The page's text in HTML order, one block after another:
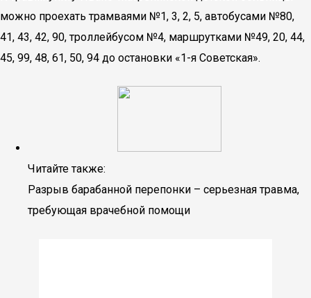
можно проехать трамваями №1, 3, 2, 5, автобусами №80,
41, 43, 42, 90, троллейбусом №4, маршрутками №49, 20, 44,
45, 99, 48, 61, 50, 94 до остановки «1-я Советская».
Читайте также:
Разрыв барабанной перепонки – серьезная травма,
требующая врачебной помощи